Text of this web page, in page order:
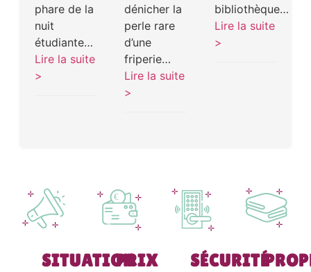
phare de la
nuit
étudiante…
Lire la suite
>
dénicher la
perle rare
d’une
friperie…
Lire la suite
>
bibliothèque…
Lire la suite
>
SITUATIONPRIX
SÉCURITÉ